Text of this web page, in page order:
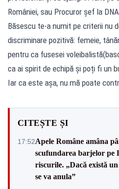
României, sau Procuror șef la
Băsescu te-a numit pe criterii nu
discriminare pozitivă: femeie,
pentru ca fusesei
ca ai spirit de echipă și poți fi un
Iar ca este așa, nu mă poate
CITEȘTE ȘI
17:52Apele Române amâna
scufundarea barjelor pe
riscurile. „Dacă există
se va anula”